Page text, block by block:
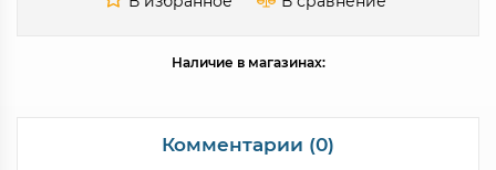
Наличие в магазинах:
Комментарии (0)